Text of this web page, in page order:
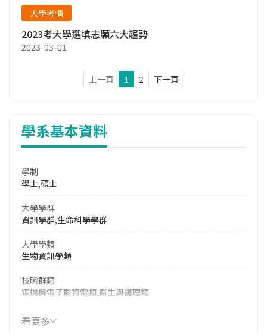
大學考情
2023考大學選填志願六大趨勢
2023-03-01
上一頁 1 2 下一頁
學系基本資料
學制
學士,碩士
大學學群
資訊學群,生命科學學群
大學學類
生物資訊學類
技職群類
電機與電子群資電類,衛生與護理類
114年學費
39,800 元/學期
看更多